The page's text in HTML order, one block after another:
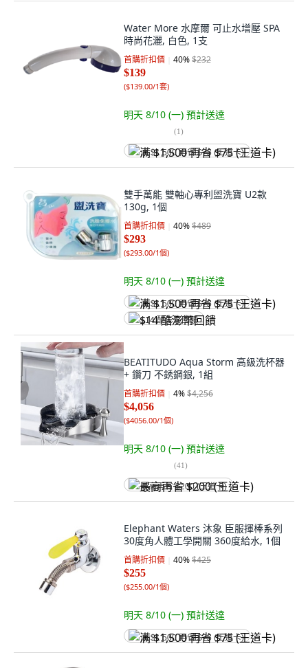
Water More 水摩爾 可止水增壓 SPA
時尚花灑, 白色, 1支
首購折扣價 40%$232
$139
($139.00/1套)
明天 8/10 (一) 預計送達
(1)
满 $1,500 再省 $75 (王道卡)
雙手萬能 雙軸心專利盥洗寶 U2款
130g, 1個
首購折扣價 40%$489
$293
($293.00/1個)
明天 8/10 (一) 預計送達
满 $1,500 再省 $75 (王道卡)
$14 酷澎幣回饋
BEATITUDO Aqua Storm 高級洗杯器
+ 鑽刀 不銹鋼銀, 1組
首購折扣價 4%$4,256
$4,056
($4056.00/1個)
明天 8/10 (一) 預計送達
(41)
最高再省 $200 (王道卡)
Elephant Waters 沐象 臣服揮棒系列
30度角人體工學開關 360度給水, 1個
首購折扣價 40%$425
$255
($255.00/1個)
明天 8/10 (一) 預計送達
满 $1,500 再省 $75 (王道卡)